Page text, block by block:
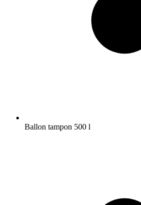
Ballon tampon 500 l